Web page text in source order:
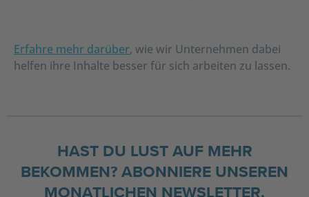
Erfahre mehr darüber, wie wir Unternehmen dabei
helfen ihre Inhalte besser für sich arbeiten zu lassen.
HAST DU LUST AUF MEHR
BEKOMMEN? ABONNIERE UNSEREN
MONATLICHEN NEWSLETTER.